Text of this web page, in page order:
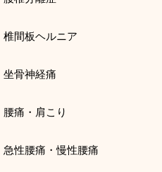
椎間板ヘルニア
坐骨神経痛
腰痛・肩こり
急性腰痛・慢性腰痛